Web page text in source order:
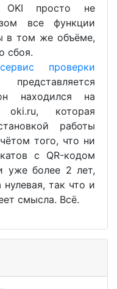
OKI просто не
все функции
в том же объёме,
сбоя.
сервис проверки
находился на
oki.ru, которая
работы
того, что ни
с QR-кодом
уже более 2 лет,
нулевая, так что и
смысла. Всё.